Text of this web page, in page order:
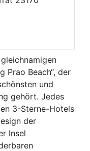
Prao Beach“, der
und
gehört. Jedes
3-Sterne-Hotels
der
Insel